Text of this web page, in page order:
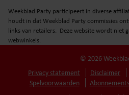
Weekblad Party participeert in diverse
houdt in dat Weekblad Party commissies
links van retailers. Deze website wordt niet
webwinkels.
© 2026
Privacy statement
Disclaimer
Spelvoorwaarden